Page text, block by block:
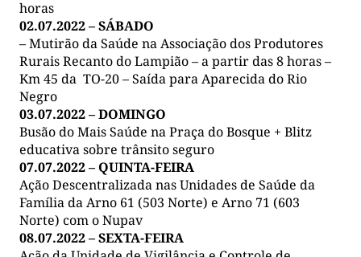
horas
02.07.2022 – SÁBADO
– Mutirão da Saúde na Associação dos Produtores
Rurais Recanto do Lampião – a partir das 8 horas –
Km 45 da TO-20 – Saída para Aparecida do Rio
Negro
03.07.2022 – DOMINGO
Busão do Mais Saúde na Praça do Bosque + Blitz
educativa sobre trânsito seguro
07.07.2022 – QUINTA-FEIRA
Ação Descentralizada nas Unidades de Saúde da
Família da Arno 61 (503 Norte) e Arno 71 (603
Norte) com o Nupav
08.07.2022 – SEXTA-FEIRA